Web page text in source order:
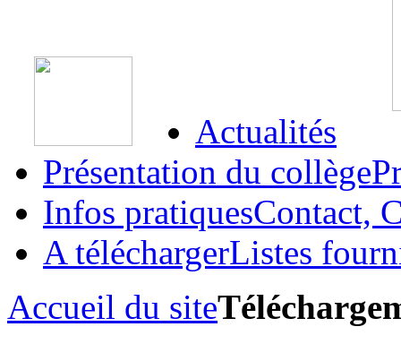
Actualités
Présentation du collège
Infos pratiquesContact,
A téléchargerListes
Accueil du site